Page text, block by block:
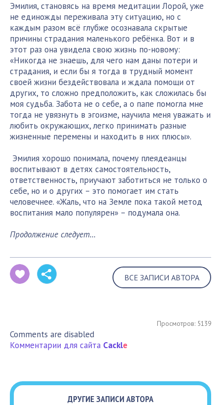
Эмилия, становясь на время медитации Лорой, уже
не единожды переживала эту ситуацию, но с
каждым разом всё глубже осознавала скрытые
причины страдания маленького ребёнка. Вот и в
этот раз она увидела свою жизнь по-новому:
«Никогда не знаешь, для чего нам даны потери и
страдания, и если бы я тогда в трудный момент
своей жизни бездействовала и ждала помощи от
других, то сложно предположить, как сложилась бы
моя судьба. Забота не о себе, а о папе помогла мне
тогда не увязнуть в эгоизме, научила меня уважать и
любить окружающих, легко принимать разные
жизненные перемены и находить в них плюсы».
Эмилия хорошо понимала, почему плеядеанцы
воспитывают в детях самостоятельность,
ответственность, приучают заботиться не только о
себе, но и о других – это помогает им стать
человечнее. «Жаль, что на Земле пока такой метод
воспитания мало популярен» – подумала она.
Продолжение следует…
ВСЕ ЗАПИСИ АВТОРА
Просмотров: 5139
Comments are disabled
Комментарии для сайта Cackle
ДРУГИЕ ЗАПИСИ АВТОРА